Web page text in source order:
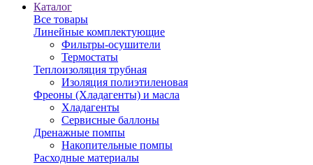
Каталог
Все товары
Линейные комплектующие
Фильтры-осушители
Термостаты
Теплоизоляция трубная
Изоляция полиэтиленовая
Фреоны (Хладагенты) и масла
Хладагенты
Сервисные баллоны
Дренажные помпы
Накопительные помпы
Расходные материалы